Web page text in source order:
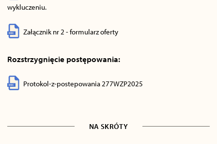
wykluczeniu.
Załącznik nr 2 - formularz oferty
Rozstrzygnięcie postępowania:
Protokol-z-postepowania 277WZP2025
NA SKRÓTY